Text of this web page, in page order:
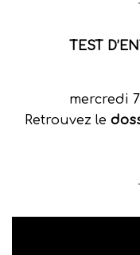
TEST
mercredi
Retrouvez le